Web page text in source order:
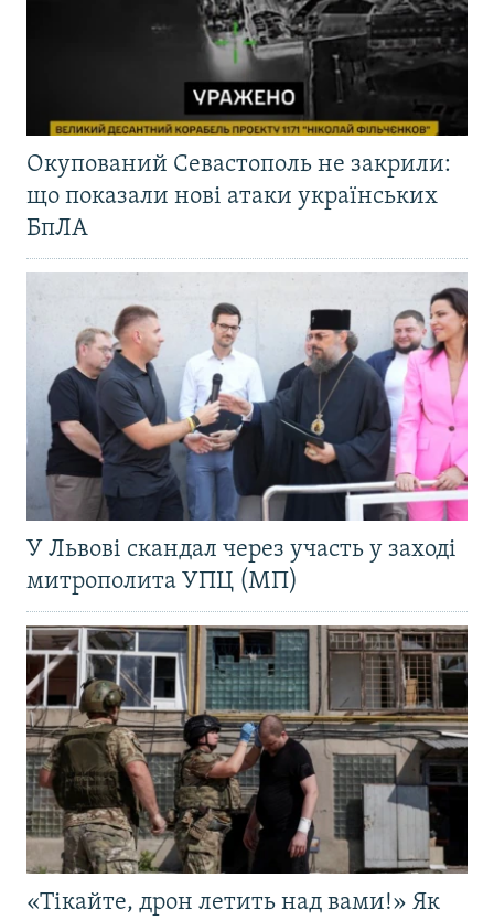
Окупований Севастополь не закрили:
що показали нові атаки українських
БпЛА
У Львові скандал через участь у заході
митрополита УПЦ (МП)
«Тікайте, дрон летить над вами!» Як